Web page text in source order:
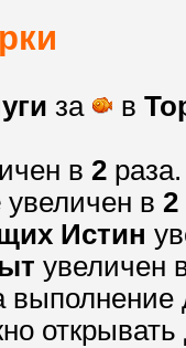
за в
в 2 раза.
увеличен в 2
Истин
увеличен
выполнение